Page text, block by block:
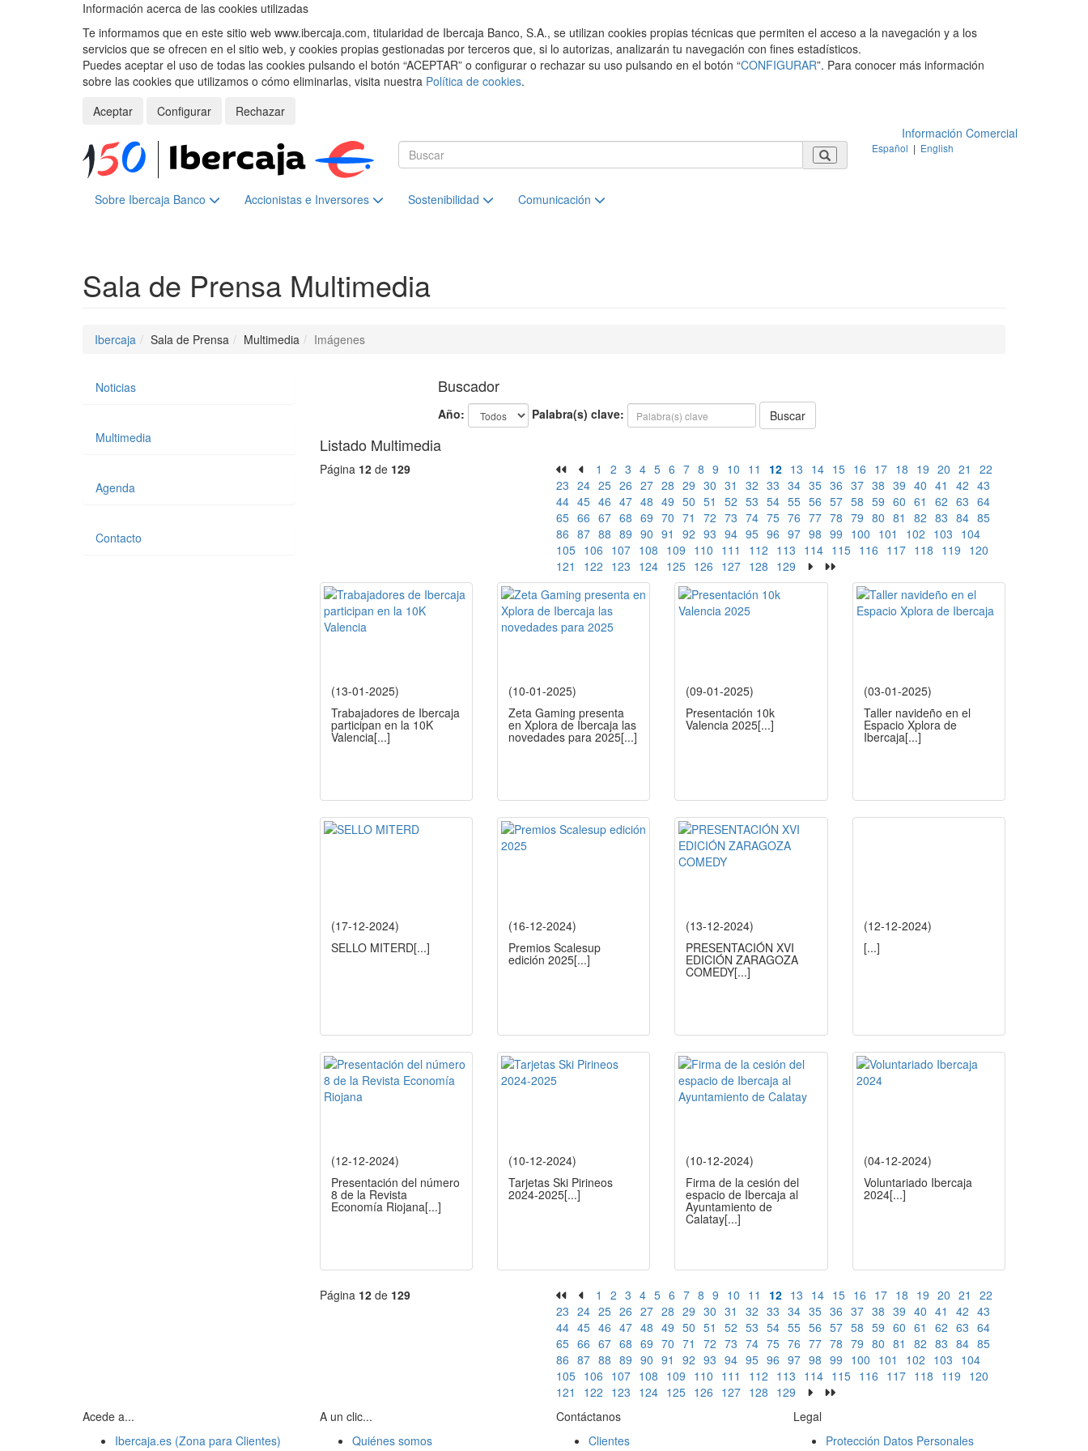
Información acerca de las cookies utilizadas
Te informamos que en este sitio web www.ibercaja.com, titularidad de Ibercaja Banco, S.A., se utilizan cookies propias técnicas que permiten el acceso a la navegación y a los
servicios que se ofrecen en el sitio web, y cookies propias gestionadas por terceros que, si lo autorizas, analizarán tu navegación con fines estadísticos.
Puedes aceptar el uso de todas las cookies pulsando el botón “ACEPTAR” o configurar o rechazar su uso pulsando en el botón “CONFIGURAR”. Para conocer más información
sobre las cookies que utilizamos o cómo eliminarlas, visita nuestra Política de cookies.
Aceptar
Configurar
Rechazar
Información Comercial
Español | English
Sobre Ibercaja Banco Accionistas e Inversores Sostenibilidad Comunicación
Sala de Prensa Multimedia
Ibercaja Sala de Prensa Multimedia Imágenes
Buscador
Año: Palabra(s) clave: Buscar
Listado Multimedia
Página 12de 129 1 2 3 4 5 6 7 8 9 10 11 12 13 14 15 16 17 18 19 20 21
22
23 24 25 26 27 28 29 30 31 32 33 34 35 36 37 38 39 40 41 42 43
44 45 46 47 48 49 50 51 52 53 54 55 56 57 58 59 60 61 62 63 64
65 66 67 68 69 70 71 72 73 74 75 76 77 78 79 80 81 82 83 84 85
86 87 88 89 90 91 92 93 94 95 96 97 98 99 100 101 102 103 104
105 106 107 108 109 110 111 112 113 114 115 116 117 118 119 120
121
122 123 124 125 126 127 128 129
(13-01-2025)
Trabajadores de Ibercaja
participan en la 10K
Valencia[...]
(10-01-2025)
Zeta Gaming presenta
en Xplora de Ibercaja las
novedades para 2025[...]
(09-01-2025)
Presentación 10k
Valencia 2025[...]
(03-01-2025)
Taller navideño en el
Espacio Xplora de
Ibercaja[...]
(17-12-2024)
SELLO MITERD[...]
(16-12-2024)
Premios Scalesup
edición 2025[...]
(13-12-2024)
PRESENTACIÓN XVI
EDICIÓN ZARAGOZA
COMEDY[...]
(12-12-2024)
[...]
(12-12-2024)
Presentación del número
8 de la Revista
Economía Riojana[...]
(10-12-2024)
Tarjetas Ski Pirineos
2024-2025[...]
(10-12-2024)
Firma de la cesión del
espacio de Ibercaja al
Ayuntamiento de
Calatay[...]
(04-12-2024)
Voluntariado Ibercaja
2024[...]
Página 12de 129 1 2 3 4 5 6 7 8 9 10 11 12 13 14 15 16 17 18 19 20 21
22
23 24 25 26 27 28 29 30 31 32 33 34 35 36 37 38 39 40 41 42 43
44 45 46 47 48 49 50 51 52 53 54 55 56 57 58 59 60 61 62 63 64
65 66 67 68 69 70 71 72 73 74 75 76 77 78 79 80 81 82 83 84 85
86 87 88 89 90 91 92 93 94 95 96 97 98 99 100 101 102 103 104
105 106 107 108 109 110 111 112 113 114 115 116 117 118 119 120
121
122 123 124 125 126 127 128 129
Noticias
Multimedia
Agenda
Contacto
Acede a...
Ibercaja.es (Zona para Clientes)
A un clic...
Quiénes somos
Contáctanos
Clientes
Legal
Protección Datos Personales